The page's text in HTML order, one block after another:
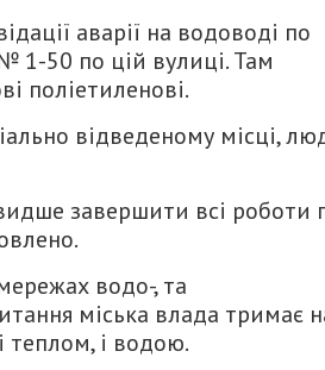
аварії на водоводі по
1-50 по цій вулиці. Там
поліетиленові.
відведеному місці,
завершити всі роботи
водо-, та
міська влада тримає
теплом, і водою.